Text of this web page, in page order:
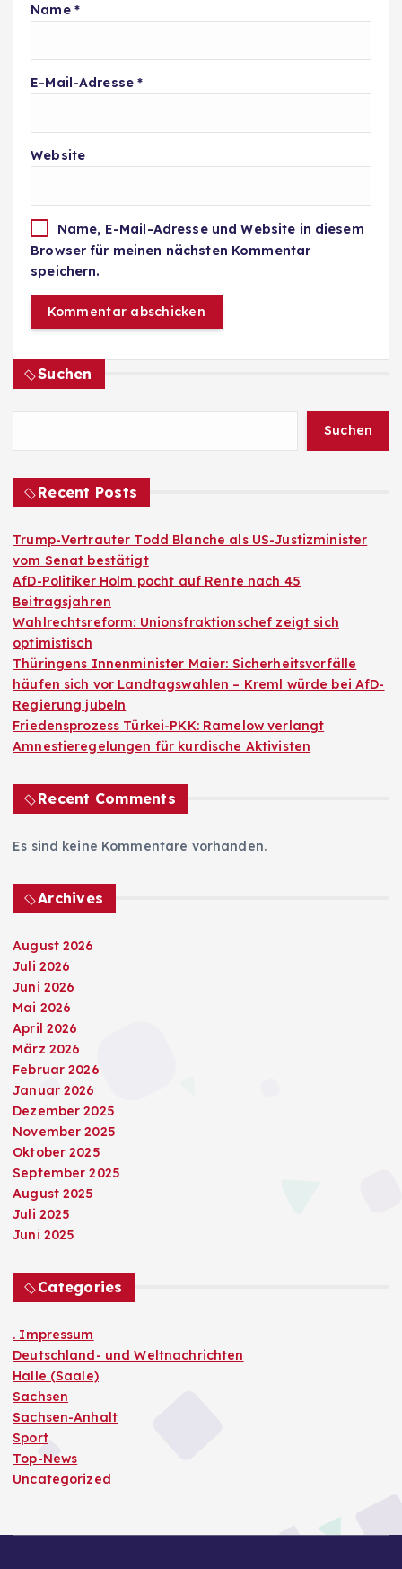
Name *
E-Mail-Adresse*
Website
Name, E-Mail-Adresse und Website in diesem
Browser für meinen nächsten Kommentar
speichern.
Suchen
Suchen
Recent Posts
Trump-Vertrauter Todd Blanche als US-Justizminister
vom Senat bestätigt
AfD-Politiker Holm pocht auf Rente nach 45
Beitragsjahren
Wahlrechtsreform: Unionsfraktionschef zeigt sich
optimistisch
Thüringens Innenminister Maier: Sicherheitsvorfälle
häufen sich vor Landtagswahlen – Kreml würde bei AfD-
Regierung jubeln
Friedensprozess Türkei-PKK: Ramelow verlangt
Amnestieregelungen für kurdische Aktivisten
Recent Comments
Es sind keine Kommentare vorhanden.
Archives
August 2026
Juli 2026
Juni 2026
Mai 2026
April 2026
März 2026
Februar 2026
Januar 2026
Dezember 2025
November 2025
Oktober 2025
September 2025
August 2025
Juli 2025
Juni 2025
Categories
. Impressum
Deutschland- und Weltnachrichten
Halle (Saale)
Sachsen
Sachsen-Anhalt
Sport
Top-News
Uncategorized